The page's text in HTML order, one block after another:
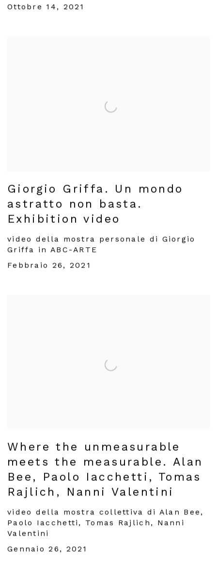
Ottobre 14, 2021
Giorgio Griffa. Un mondo
astratto non basta.
Exhibition video
video della mostra personale di Giorgio
Griffa in ABC-ARTE
Febbraio 26, 2021
Where the unmeasurable
meets the measurable. Alan
Bee, Paolo Iacchetti, Tomas
Rajlich, Nanni Valentini
video della mostra collettiva di Alan Bee,
Paolo Iacchetti, Tomas Rajlich, Nanni
Valentini
Gennaio 26, 2021